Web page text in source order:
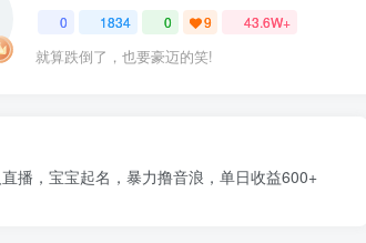
0 1834 0 9 43.6W+
就算跌倒了，也要豪迈的笑!
播，宝宝起名，暴力撸音浪，单日收益600+